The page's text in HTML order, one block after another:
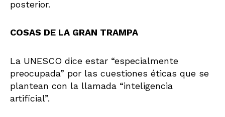
posterior.
COSAS DE LA GRAN TRAMPA
La UNESCO dice estar “especialmente
preocupada” por las cuestiones éticas que se
plantean con la llamada “inteligencia
artificial”.